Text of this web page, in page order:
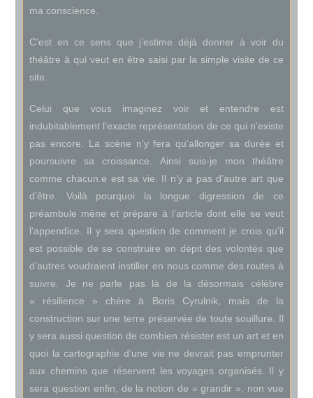
ma conscience.
C’est en ce sens que j’estime déjà donner à voir du
théâtre à qui veut en être saisi par la simple visite de ce
site.
Celui que vous imaginez voir et entendre est
indubitablement l’exacte représentation de ce qui n’existe
pas encore. La scène n’y fera qu’allonger sa durée et
poursuivre sa croissance. Ainsi suis-je mon théâtre
comme chacun.e est sa vie. Il n’y a pas d’autre art que
d’être. Voilà pourquoi la longue digression de ce
préambule mène et prépare à l’article dont elle se veut
l’appendice. Il y sera question de comment je crois qu’il
est possible de se construire en dépit des volontés que
d’autres voudraient instiller en nous comme des routes à
suivre. Je ne parle pas là de la désormais célèbre
« résilience » chère à Boris Cyrulnik, mais de la
construction sur une terre préservée de toute souillure. Il
y sera aussi question de combien résister est un art et en
quoi la cartographie d’une vie ne devrait pas emprunter
aux chemins que réservent les voyages organisés. Il y
sera question enfin, de la notion de « grandir », non vue